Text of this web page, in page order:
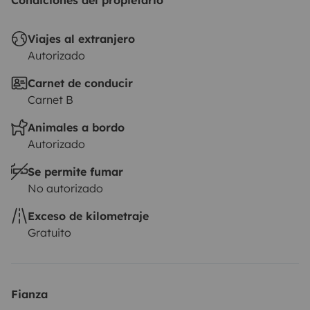
responsabilidad civil, colisión y a todo riesgo. El seguro
complemento al seguro personal del arrendatario.
Viajes al extranjero
Autorizado
Carnet de conducir
Carnet B
Animales a bordo
Autorizado
Se permite fumar
No autorizado
Exceso de kilometraje
Gratuito
Fianza